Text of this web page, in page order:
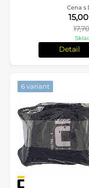
Cena s
Detail
6 variant